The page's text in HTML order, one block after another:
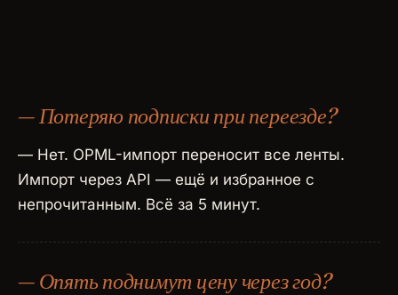
— Потеряю подписки при переезде?
— Нет. OPML-импорт переносит все ленты.
Импорт через API — ещё и избранное с
непрочитанным. Всё за 5 минут.
— Опять поднимут цену через год?